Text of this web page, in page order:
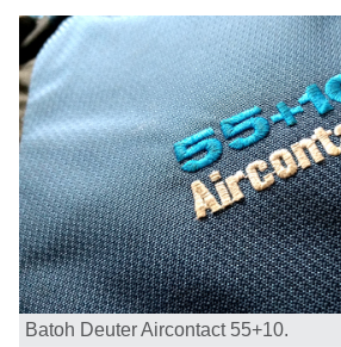
Batoh Deuter Aircontact 55+10.